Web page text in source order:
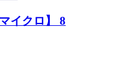
イクロ】 8